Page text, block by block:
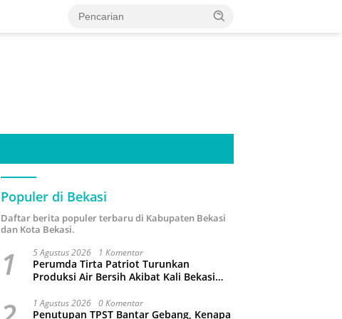
Populer di Bekasi
Daftar berita populer terbaru di Kabupaten Bekasi
dan Kota Bekasi.
1 5 Agustus 2026 1 Komentar
Perumda Tirta Patriot Turunkan
Produksi Air Bersih Akibat Kali Bekasi
1 Agustus 2026 0 Komentar
Penutupan TPST Bantar Gebang, Kenapa